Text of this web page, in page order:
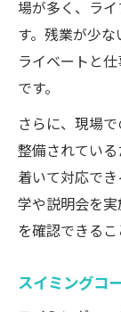
場が多く、ラ
す。残業が少
ライベートと
です。
さらに、現場
整備されてい
着いて対応で
学や説明会を
を確認できるこ
スイミングコ